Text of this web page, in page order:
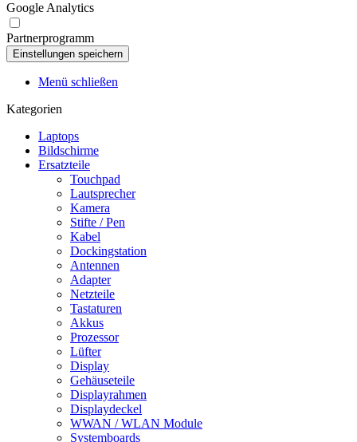
Google Analytics
Partnerprogramm
Menü schließen
Kategorien
Laptops
Bildschirme
Ersatzteile
Touchpad
Lautsprecher
Kamera
Stifte / Pen
Kabel
Dockingstation
Antennen
Adapter
Netzteile
Tastaturen
Akkus
Prozessor
Lüfter
Display
Gehäuseteile
Displayrahmen
Displaydeckel
WWAN / WLAN Module
Systemboards